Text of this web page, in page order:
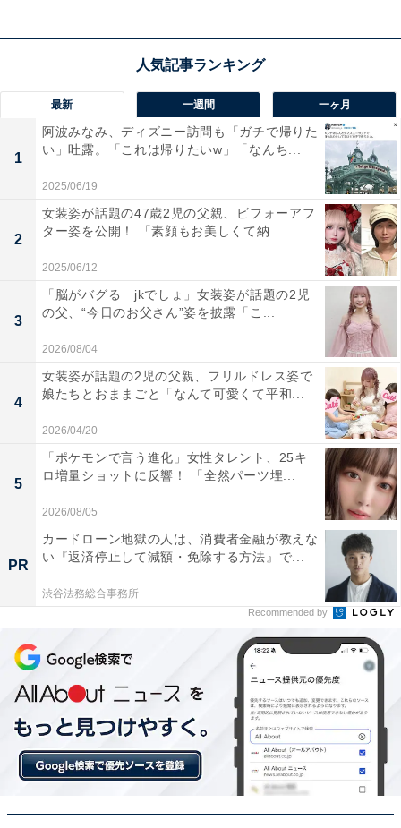
最新 一週間 一ヶ月
1
阿波みなみ、ディズニー訪問も「ガチで帰りた
い」吐露。「これは帰りたいw」「なんち...
2025/06/19
2
女装姿が話題の47歳2児の父親、ビフォーアフ
ター姿を公開！ 「素顔もお美しくて納...
2025/06/12
3
「脳がバグる jkでしょ」女装姿が話題の2児
の父、“今日のお父さん”姿を披露「こ...
2026/08/04
4
女装姿が話題の2児の父親、フリルドレス姿で
娘たちとおままごと「なんて可愛くて平和...
2026/04/20
5
「ポケモンで言う進化」女性タレント、25キ
ロ増量ショットに反響！ 「全然パーツ埋...
2026/08/05
PR
カードローン地獄の人は、消費者金融が教えな
い『返済停止して減額・免除する方法』で...
渋谷法務総合事務所
Recommended by